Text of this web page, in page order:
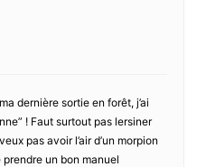
dernière sortie en forêt, j’ai
! Faut surtout pas lersiner
pas avoir l’air d’un morpion
un bon manuel